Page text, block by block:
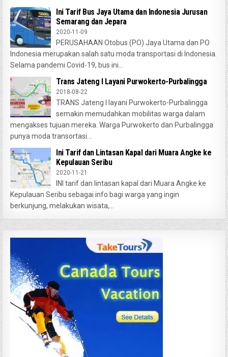
Ini Tarif Bus Jaya Utama dan Indonesia Jurusan
Semarang dan Jepara
2020-11-09
PERUSAHAAN Otobus (PO) Jaya Utama dan PO
Indonesia merupakan salah satu moda transportasi di Indonesia.
Selama pandemi Covid-19, bus ini...
Trans Jateng I Layani Purwokerto-Purbalingga
2018-08-22
TRANS Jateng I layani Purwokerto-Purbalingga
semakin memudahkan mobilitas warga dalam
mengakses tujuan mereka. Warga Purwokerto dan Purbalingga
punya moda transortasi...
Ini Tarif dan Lintasan Kapal dari Muara Angke ke
Kepulauan Seribu
2020-11-21
INI tarif dan lintasan kapal dari Muara Angke ke
Kepulauan Seribu sebagai info bagi warga yang ingin
berkunjung, melakukan wisata,...